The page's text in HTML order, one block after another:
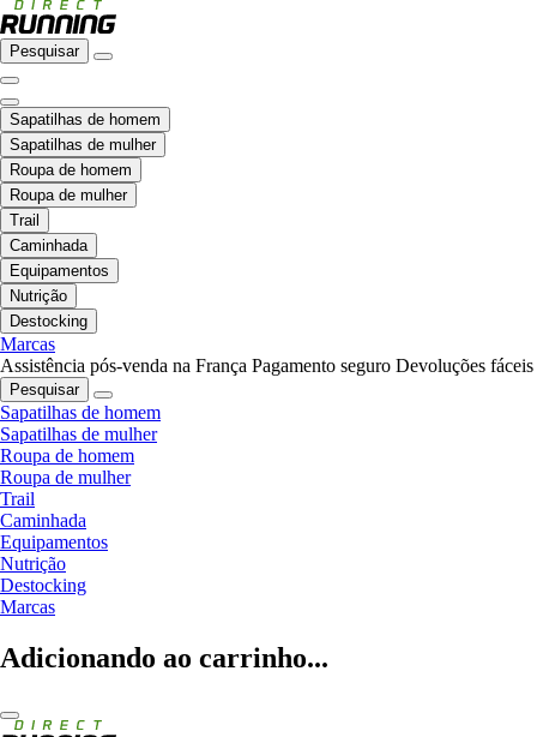
Pesquisar
Sapatilhas de homem
Sapatilhas de mulher
Roupa de homem
Roupa de mulher
Trail
Caminhada
Equipamentos
Nutrição
Destocking
Marcas
Assistência pós-venda na França Pagamento seguro Devoluções fáceis
Pesquisar
Sapatilhas de homem
Sapatilhas de mulher
Roupa de homem
Roupa de mulher
Trail
Caminhada
Equipamentos
Nutrição
Destocking
Marcas
Adicionando ao carrinho...